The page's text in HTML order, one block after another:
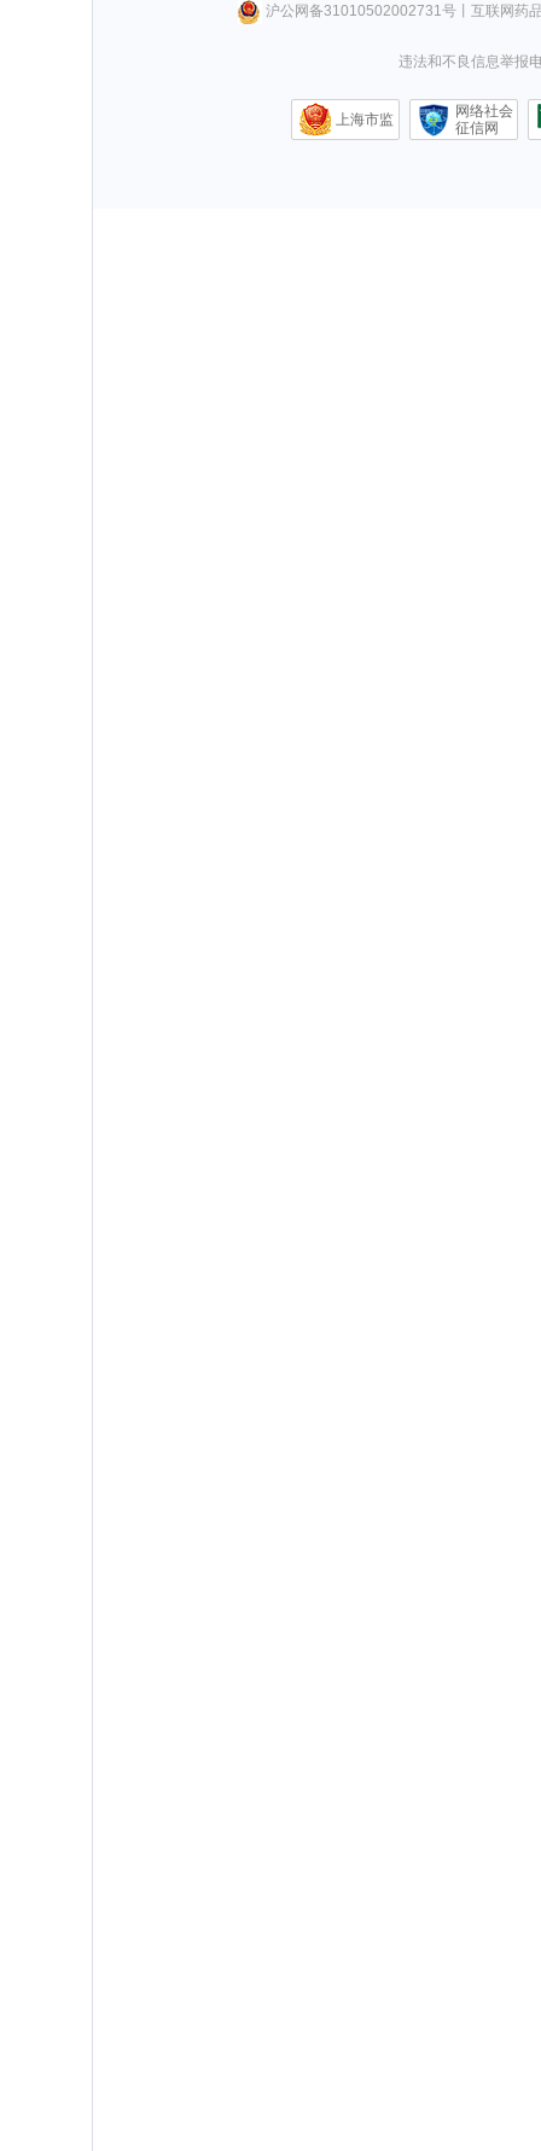
沪公网备31010502002731号丨 互联网药
违法和不良信息举报
上海市监
网络社会
征信网